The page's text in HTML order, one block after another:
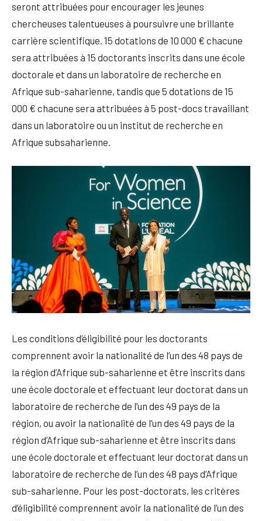
seront attribuées pour encourager les jeunes
chercheuses talentueuses à poursuivre une brillante
carrière scientifique. 15 dotations de 10 000 € chacune
sera attribuées à 15 doctorants inscrits dans une école
doctorale et dans un laboratoire de recherche en
Afrique sub-saharienne, tandis que 5 dotations de 15
000 € chacune sera attribuées à 5 post-docs travaillant
dans un laboratoire ou un institut de recherche en
Afrique subsaharienne.
Les conditions d’éligibilité pour les doctorants
comprennent avoir la nationalité de l’un des 48 pays de
la région d’Afrique sub-saharienne et être inscrits dans
une école doctorale et effectuant leur doctorat dans un
laboratoire de recherche de l’un des 49 pays de la
région, ou avoir la nationalité de l’un des 49 pays de la
région d’Afrique sub-saharienne et être inscrits dans
une école doctorale et effectuant leur doctorat dans un
laboratoire de recherche de l’un des 48 pays d’Afrique
sub-saharienne. Pour les post-doctorats, les critères
d’éligibilité comprennent avoir la nationalité de l’un des